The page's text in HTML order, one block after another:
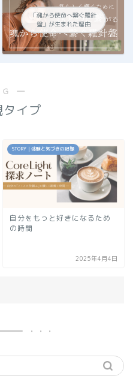
「魂から使命へ繋ぐ羅針
盤」が生まれた理由
―
イプ
STORY｜体験と気づきの記録
自分をもっと好きになるため
の時間
2025年4月4日